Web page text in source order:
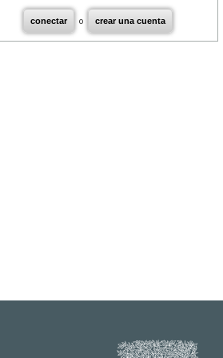
conectar o crear una cuenta